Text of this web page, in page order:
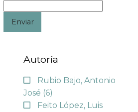
Enviar
Autoría
Rubio Bajo, Antonio
José (6)
Feito López, Luis